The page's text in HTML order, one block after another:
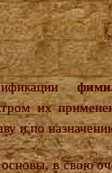
их
и по
в свою